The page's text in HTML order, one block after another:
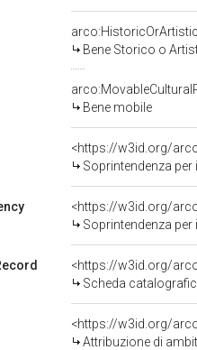
Bene Storico o
Bene mobile
<https://w3id.org/
Soprintendenza
<https://w3id.org/
Soprintendenza
<https://w3id.org/
Scheda
<https://w3id.org/
Attribuzione di